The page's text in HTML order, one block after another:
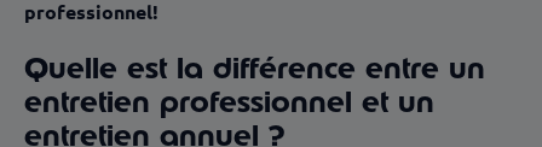
professionnel!
Quelle est la différence entre un
entretien professionnel et un
entretien annuel ?